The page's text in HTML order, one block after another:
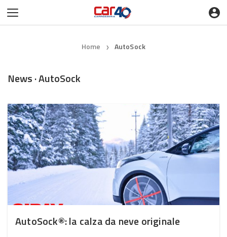
Home ❯ AutoSock
News · AutoSock
AutoSock®: la calza da neve originale